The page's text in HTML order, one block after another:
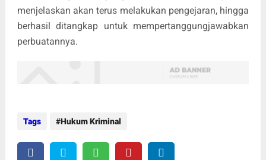
menjelaskan akan terus melakukan pengejaran, hingga
berhasil ditangkap untuk mempertanggungjawabkan
perbuatannya.
Tags Hukum Kriminal